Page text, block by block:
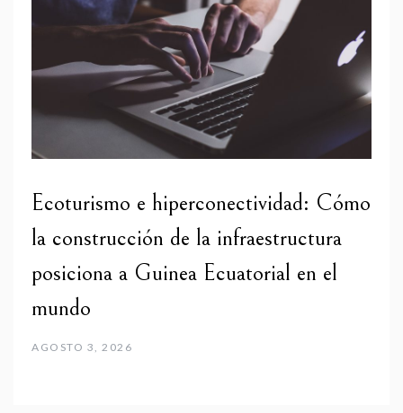
Ecoturismo e hiperconectividad: Cómo
la construcción de la infraestructura
posiciona a Guinea Ecuatorial en el
mundo
AGOSTO 3, 2026